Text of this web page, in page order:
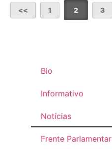
1 2 3
Bio
Informativo
Notícias
Frente Parlamentar